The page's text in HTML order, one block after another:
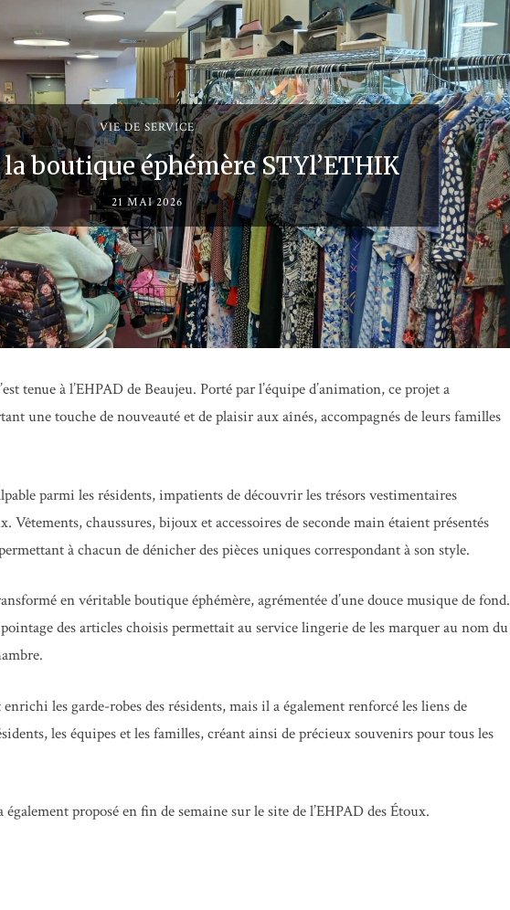
VIE DE SERVICE
la boutique éphémère STYl’ETHIK
21 MAI 2026
tenue à l’EHPAD de Beaujeu. Porté par l’équipe d’animation, ce projet a
une touche de nouveauté et de plaisir aux aînés, accompagnés de leurs familles
parmi les résidents, impatients de découvrir les trésors vestimentaires
Vêtements, chaussures, bijoux et accessoires de seconde main étaient présentés
à chacun de dénicher des pièces uniques correspondant à son style.
en véritable boutique éphémère, agrémentée d’une douce musique de fond.
des articles choisis permettait au service lingerie de les marquer au nom du
les garde-robes des résidents, mais il a également renforcé les liens de
les équipes et les familles, créant ainsi de précieux souvenirs pour tous les
proposé en fin de semaine sur le site de l’EHPAD des Étoux.